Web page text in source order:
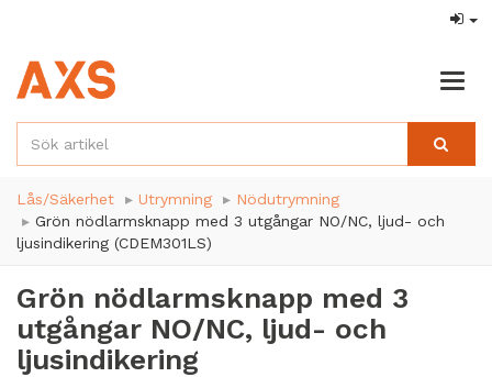
Lås/Säkerhet Utrymning
Nödutrymning
Grön nödlarmsknapp med 3 utgångar NO/NC, ljud- och
ljusindikering (CDEM301LS)
Grön nödlarmsknapp med 3
utgångar NO/NC, ljud- och
ljusindikering